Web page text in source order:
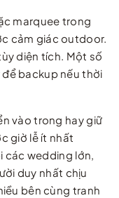
marquee trong
cảm giác outdoor.
diện tích. Một số
backup nếu thời
vào trong hay giữ
giờ lễ ít nhất
các wedding lớn,
duy nhất chịu
bên cùng tranh